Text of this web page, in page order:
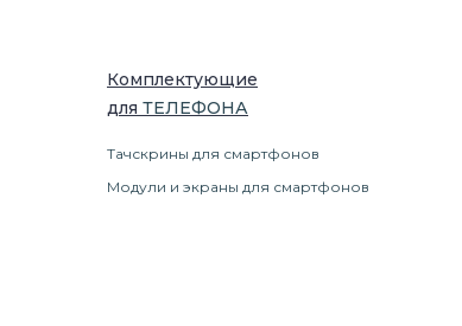
Комплектующие
для ТЕЛЕФОНА
Тачскрины для смартфонов
Модули и экраны для смартфонов